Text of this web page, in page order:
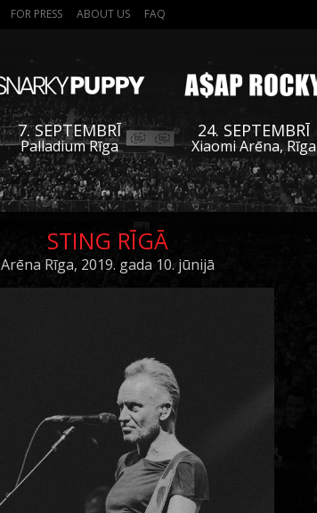
FOR PRESS ABOUT US FAQ
7. SEPTEMBRĪ
Palladium Rīga
24. SEPTEMBRĪ
Xiaomi Arēna, Rīga
STING RĪGĀ
Arēna Rīga, 2019. gada 10. jūnijā